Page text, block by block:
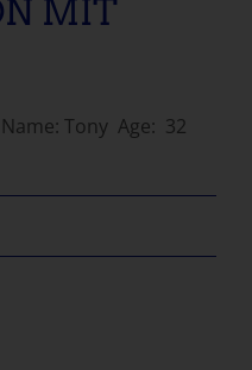
MIT
Tony Age: 32